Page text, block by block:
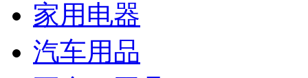
家用电器
汽车用品